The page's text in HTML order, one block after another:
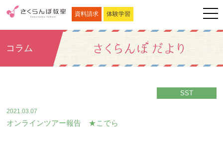
資料請求 体験学習
コラム
SST
2021.03.07
オンラインツアー報告 ★こでら